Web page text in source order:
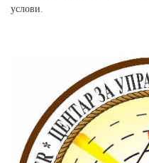
услови.